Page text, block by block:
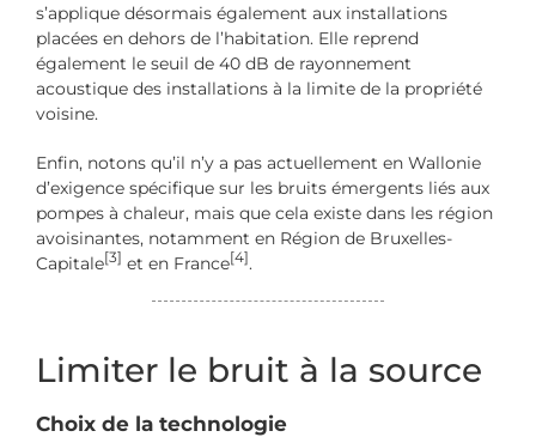
s’applique désormais également aux installations
placées en dehors de l’habitation. Elle reprend
également le seuil de 40 dB de rayonnement
acoustique des installations à la limite de la propriété
voisine.
Enfin, notons qu’il n’y a pas actuellement en Wallonie
d’exigence spécifique sur les bruits émergents liés aux
pompes à chaleur, mais que cela existe dans les région
avoisinantes, notamment en Région de Bruxelles-
Capitale[3] et en France[4].
Limiter le bruit à la source
Choix de la technologie